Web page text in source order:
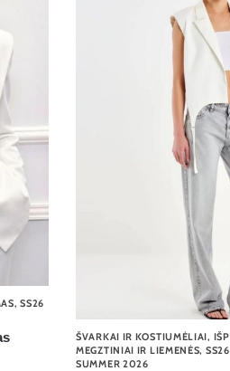
,SS26
ŠVARKAI IR KOSTIUMĖLIAI,
MEGZTINIAI IR LIEMENĖS,
SUMMER 2026